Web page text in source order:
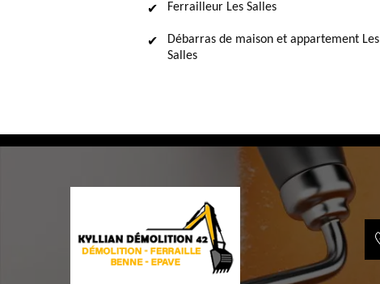
Ferrailleur Les Salles
Débarras de maison et appartement Les
Salles